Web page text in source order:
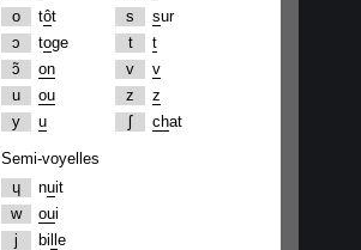
o
tôt
ɔ
toge
ɔ̃
on
u
ou
y
u
s
sur
t
t
v
v
z
z
ʃ
chat
Semi-voyelles
ɥ
nuit
w
oui
j
bi e